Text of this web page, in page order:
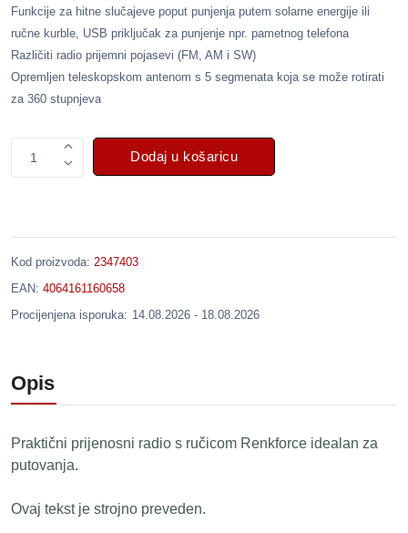
Funkcije za hitne slučajeve poput punjenja putem solarne energije ili
ručne kurble, USB priključak za punjenje npr. pametnog telefona
Različiti radio prijemni pojasevi (FM, AM i SW)
Opremljen teleskopskom antenom s 5 segmenata koja se može rotirati
za 360 stupnjeva
1 Dodaj u košaricu
Kod proizvoda: 2347403
EAN: 4064161160658
Procijenjena isporuka: 14.08.2026 - 18.08.2026
Opis
Praktični prijenosni radio s ručicom Renkforce idealan za
putovanja.
Ovaj tekst je strojno preveden.